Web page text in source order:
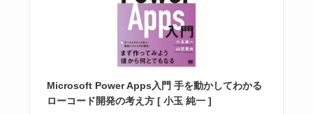
Microsoft Power Apps入門 手を動かしてわかる
ローコード開発の考え方 [ 小玉 純一 ]